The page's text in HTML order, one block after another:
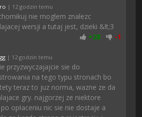
| 12 godzin temu
nie moglem znalezc
wersji a tutaj jest, dzieki &lt;3
+28 -1
| 12 godzin temu
przyzwyczajajcie sie do
na tego typu stronach bo
teraz to juz norma, wazne ze da
gry. najgorzej ze niektore
opłaceniu nic sie nie dostaje a